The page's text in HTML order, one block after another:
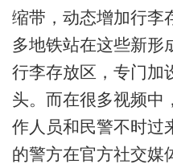
缩带，动态增加行李
多地铁站在这些新形
行李存放区，专门加
头。而在很多视频中
作人员和民警不时过
的警方在官方社交媒